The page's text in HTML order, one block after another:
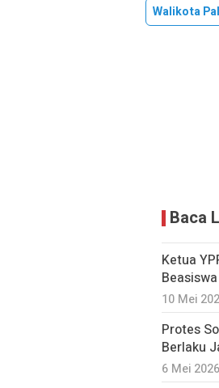
Walikota
Baca
Ketua
Beasiswa
10 Mei
Protes
Berlaku
6 Mei